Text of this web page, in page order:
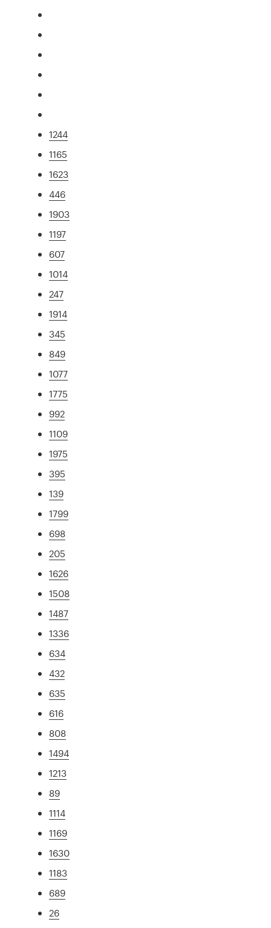
1244
1165
1623
446
1903
1197
607
1014
247
1914
345
849
1077
1775
992
1109
1975
395
139
1799
698
205
1626
1508
1487
1336
634
432
635
616
808
1494
1213
89
1114
1169
1630
1183
689
26